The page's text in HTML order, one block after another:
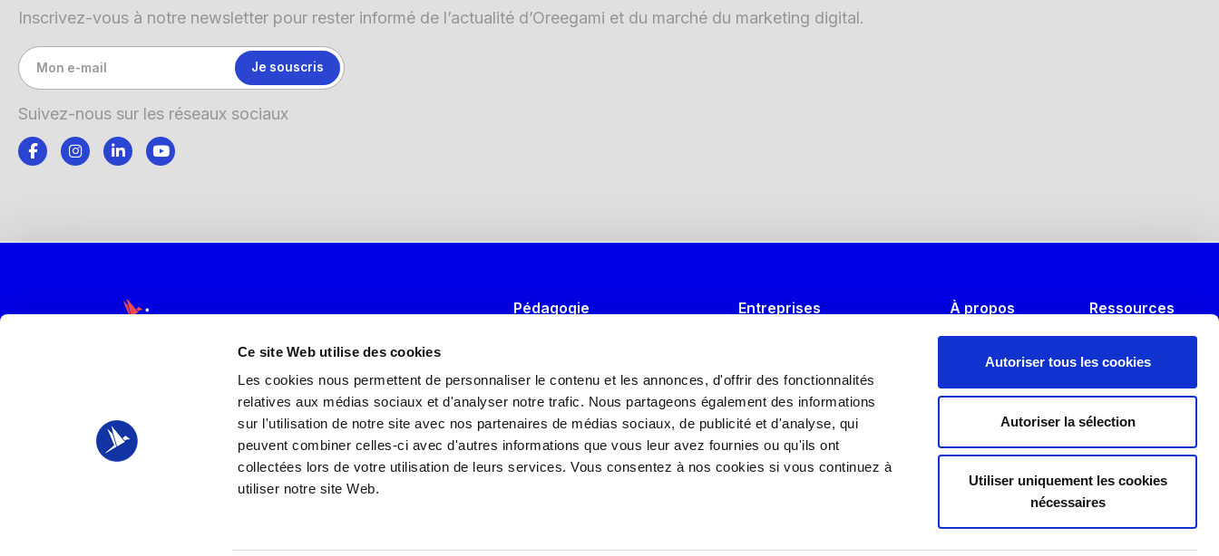
Ce site Web utilise des cookies
Les cookies nous permettent de personnaliser le contenu et les annonces, d'offrir des fonctionnalités
relatives aux médias sociaux et d'analyser notre trafic. Nous partageons également des informations
sur l'utilisation de notre site avec nos partenaires de médias sociaux, de publicité et d'analyse, qui
peuvent combiner celles-ci avec d'autres informations que vous leur avez fournies ou qu'ils ont
collectées lors de votre utilisation de leurs services. Vous consentez à nos cookies si vous continuez à
utiliser notre site Web.
Autoriser tous les cookies
Autoriser la sélection
Utiliser uniquement les cookies
nécessaires
Inscrivez-vous à notre newsletter pour rester informé de l’actualité d’Oreegami et du marché du marketing digital.
Suivez-nous sur les réseaux sociaux
Pédagogie
Formations IA générative
Formations Marketing Digital
Entreprises
Recruter un alternant
Guide de l’alternance 2025
Intervenir
À propos
Nos partenaires
Ressources
Témoignages